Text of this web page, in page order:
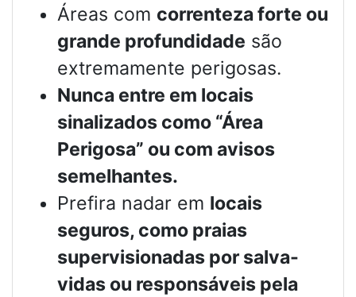
Áreas com correnteza forte ou
grande profundidade são
extremamente perigosas.
Nunca entre em locais
sinalizados como “Área
Perigosa” ou com avisos
semelhantes.
Prefira nadar em locais
seguros, como praias
supervisionadas por salva-
vidas ou responsáveis pela